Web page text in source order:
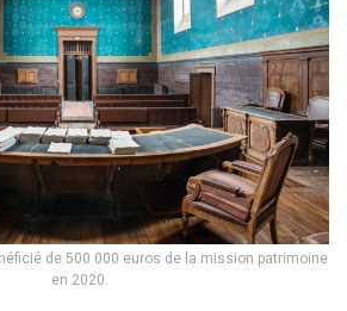
de 500 000 euros de la mission patrimoine
en 2020.